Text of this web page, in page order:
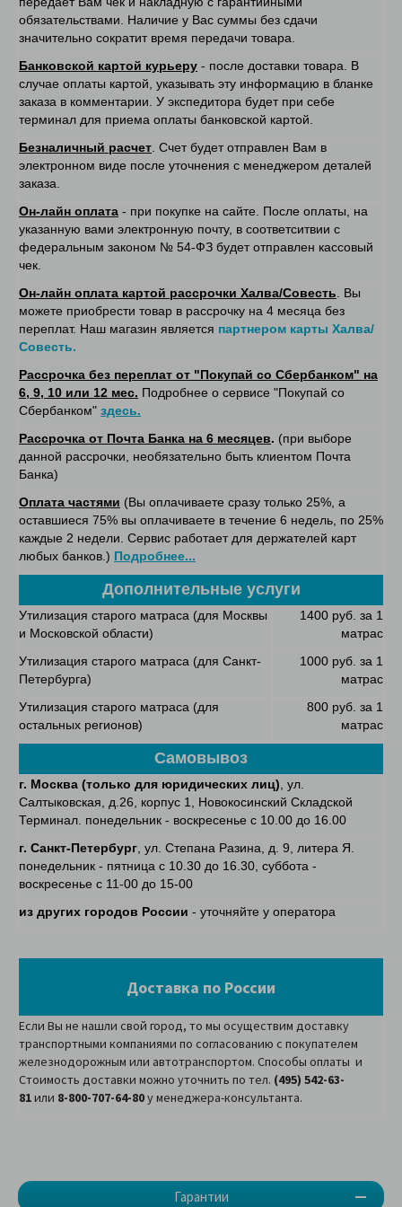
Гарантии
обязательствами. Наличие у Вас суммы без сдачи
значительно сократит время передачи товара.
Банковской картой курьеру - после доставки товара. В
случае оплаты картой, указывать эту информацию в бланке
заказа в комментарии. У экспедитора будет при себе
терминал для приема оплаты банковской картой.
Безналичный расчет. Счет будет отправлен Вам в
электронном виде после уточнения с менеджером деталей
заказа.
Он-лайн оплата - при покупке на сайте. После оплаты, на
указанную вами электронную почту, в соответситвии с
федеральным законом № 54-ФЗ будет отправлен кассовый
чек.
Он-лайн оплата картой рассрочки Халва/Совесть. Вы
можете приобрести товар в рассрочку на 4 месяца без
переплат. Наш магазин является партнером карты Халва/
Совесть.
Рассрочка без переплат от "Покупай со Сбербанком" на
6, 9, 10 или 12 мес. Подробнее о сервисе "Покупай со
Сбербанком" здесь.
Рассрочка от Почта Банка на 6 месяцев. (при выборе
данной рассрочки, необязательно быть клиентом Почта
Банка)
Оплата частями (Вы оплачиваете сразу только 25%, а
оставшиеся 75% вы оплачиваете в течение 6 недель, по 25%
каждые 2 недели. Сервис работает для держателей карт
любых банков.) Подробнее...
Дополнительные услуги
Утилизация старого матраса (для Москвы
и Московской области)
1400 руб. за 1
матрас
Утилизация старого матраса (для Санкт-
Петербурга)
1000 руб. за 1
матрас
Утилизация старого матраса (для
остальных регионов)
800 руб. за 1
матрас
Самовывоз
г. Москва (только для юридических лиц), ул.
Салтыковская, д.26, корпус 1, Новокосинский Складской
Терминал. понедельник - воскресенье с 10.00 до 16.00
г. Санкт-Петербург, ул. Степана Разина, д. 9, литера Я.
понедельник - пятница с 10.30 до 16.30, суббота -
воскресенье с 11-00 до 15-00
из других городов России - уточняйте у оператора
Доставка по России
Если Вы не нашли свой город, то мы осуществим доставку
транспортными компаниями по согласованию с покупателем
железнодорожным или автотранспортом. Способы оплаты и
Стоимость доставки можно уточнить по тел. (495) 542-63-
81или 8-800-707-64-80у менеджера-консультанта.